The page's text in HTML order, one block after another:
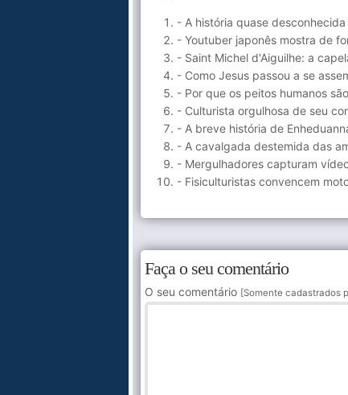
- A história quase
- Youtuber japonês mostra de
- Saint Michel d'Aiguilhe: a
- Como Jesus passou a se
- Por que os peitos humanos
- Culturista orgulhosa de seu
- A breve história de
- A cavalgada destemida das
- Mergulhadores capturam
- Fisiculturistas convencem
Faça o seu comentário
O seu comentário [Somente cadastrados